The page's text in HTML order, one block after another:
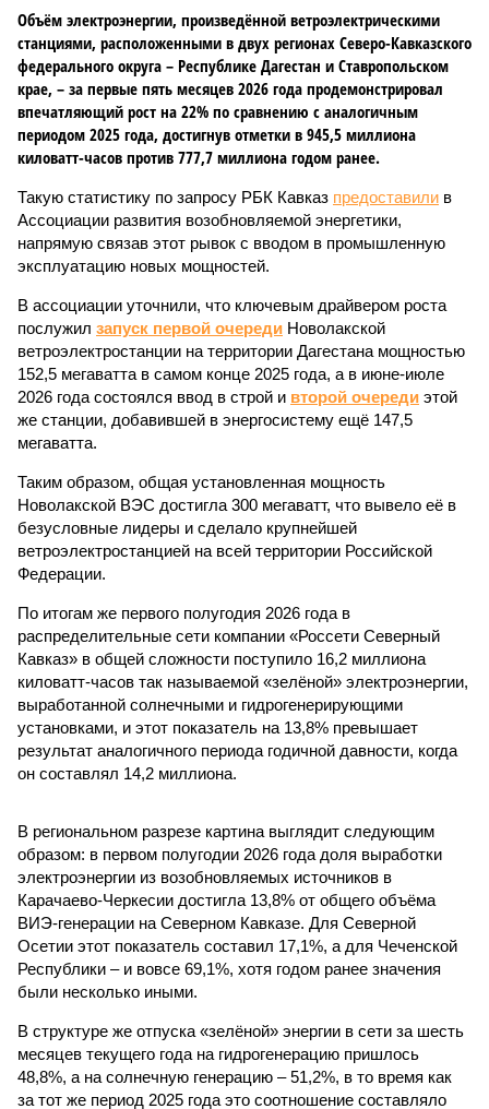
Объём электроэнергии, произведённой ветроэлектрическими
станциями, расположенными в двух регионах Северо-Кавказского
федерального округа – Республике Дагестан и Ставропольском
крае, – за первые пять месяцев 2026 года продемонстрировал
впечатляющий рост на 22% по сравнению с аналогичным
периодом 2025 года, достигнув отметки в 945,5 миллиона
киловатт-часов против 777,7 миллиона годом ранее.
Такую статистику по запросу РБК Кавказ предоставили в
Ассоциации развития возобновляемой энергетики,
напрямую связав этот рывок с вводом в промышленную
эксплуатацию новых мощностей.
В ассоциации уточнили, что ключевым драйвером роста
послужил запуск первой очереди Новолакской
ветроэлектростанции на территории Дагестана мощностью
152,5 мегаватта в самом конце 2025 года, а в июне-июле
2026 года состоялся ввод в строй и второй очереди этой
же станции, добавившей в энергосистему ещё 147,5
мегаватта.
Таким образом, общая установленная мощность
Новолакской ВЭС достигла 300 мегаватт, что вывело её в
безусловные лидеры и сделало крупнейшей
ветроэлектростанцией на всей территории Российской
Федерации.
По итогам же первого полугодия 2026 года в
распределительные сети компании «Россети Северный
Кавказ» в общей сложности поступило 16,2 миллиона
киловатт-часов так называемой «зелёной» электроэнергии,
выработанной солнечными и гидрогенерирующими
установками, и этот показатель на 13,8% превышает
результат аналогичного периода годичной давности, когда
он составлял 14,2 миллиона.
В региональном разрезе картина выглядит следующим
образом: в первом полугодии 2026 года доля выработки
электроэнергии из возобновляемых источников в
Карачаево-Черкесии достигла 13,8% от общего объёма
ВИЭ-генерации на Северном Кавказе. Для Северной
Осетии этот показатель составил 17,1%, а для Чеченской
Республики – и вовсе 69,1%, хотя годом ранее значения
были несколько иными.
В структуре же отпуска «зелёной» энергии в сети за шесть
месяцев текущего года на гидрогенерацию пришлось
48,8%, а на солнечную генерацию – 51,2%, в то время как
за тот же период 2025 года это соотношение составляло